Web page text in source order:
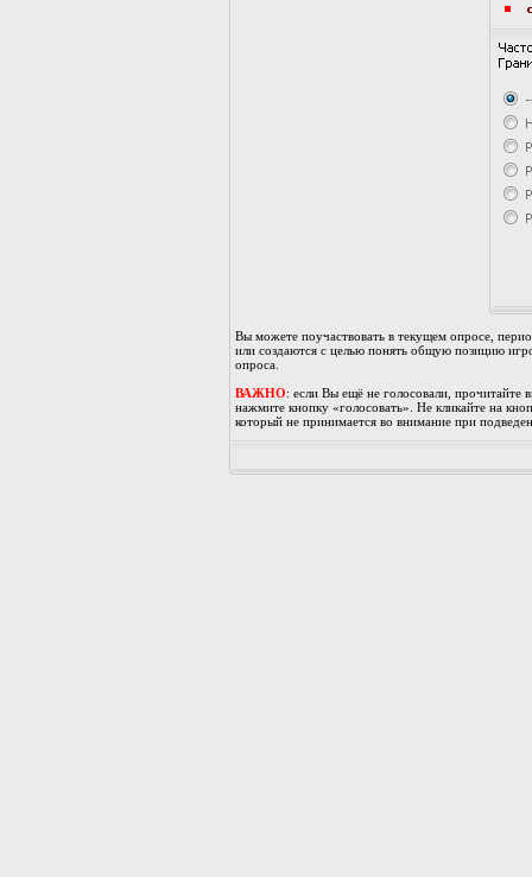
Вы можете поучаствовать в текущем опросе,
или создаются с целью понять общую позицию
опроса.
ВАЖНО: если Вы ещё не голосовали, прочитайте
нажмите кнопку «голосовать». Не кликайте на
который не принимается во внимание при